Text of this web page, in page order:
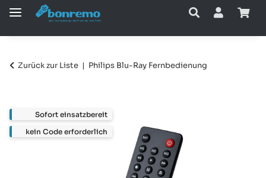
Zurück zur Liste Philips Blu-Ray Fernbedienung